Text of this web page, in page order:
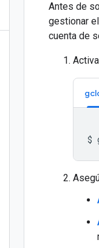
Antes de
gestionar
cuenta de
$